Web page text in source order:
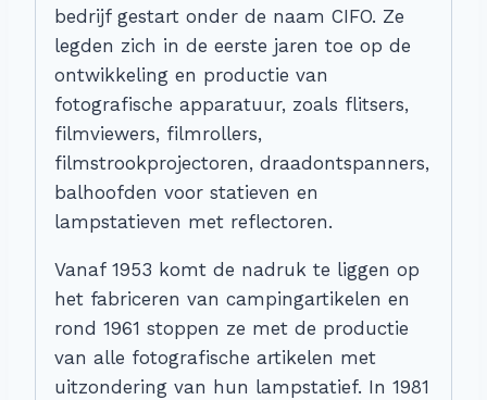
bedrijf gestart onder de naam CIFO. Ze
legden zich in de eerste jaren toe op de
ontwikkeling en productie van
fotografische apparatuur, zoals flitsers,
filmviewers, filmrollers,
filmstrookprojectoren, draadontspanners,
balhoofden voor statieven en
lampstatieven met reflectoren.
Vanaf 1953 komt de nadruk te liggen op
het fabriceren van campingartikelen en
rond 1961 stoppen ze met de productie
van alle fotografische artikelen met
uitzondering van hun lampstatief. In 1981